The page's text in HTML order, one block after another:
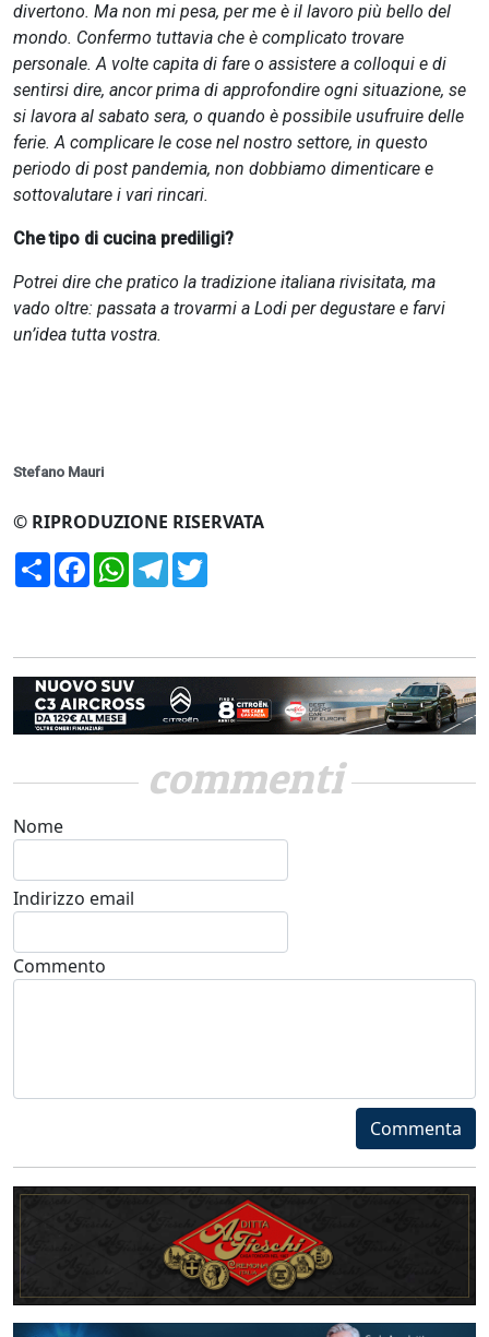
divertono. Ma non mi pesa, per me è il lavoro più bello del
mondo. Confermo tuttavia che è complicato trovare
personale. A volte capita di fare o assistere a colloqui e di
sentirsi dire, ancor prima di approfondire ogni situazione, se
si lavora al sabato sera, o quando è possibile usufruire delle
ferie. A complicare le cose nel nostro settore, in questo
periodo di post pandemia, non dobbiamo dimenticare e
sottovalutare i vari rincari.
Che tipo di cucina prediligi?
Potrei dire che pratico la tradizione italiana rivisitata, ma
vado oltre: passata a trovarmi a Lodi per degustare e farvi
un’idea tutta vostra.
Stefano Mauri
© RIPRODUZIONE RISERVATA
CondividiFacebookWhatsApp
Telegram
commenti
Nome
Indirizzo email
Commento
Commenta